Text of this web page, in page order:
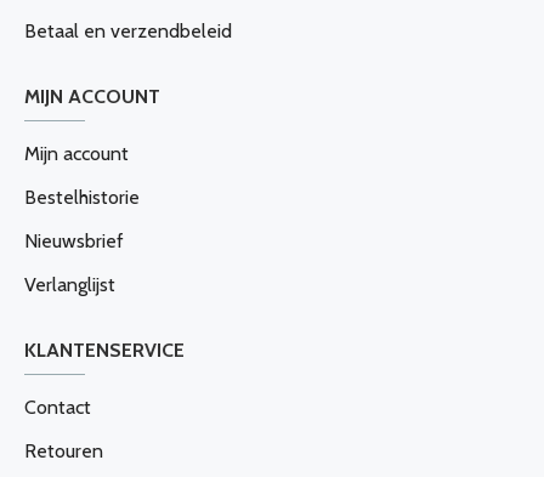
Betaal en verzendbeleid
MIJN ACCOUNT
Mijn account
Bestelhistorie
Nieuwsbrief
Verlanglijst
KLANTENSERVICE
Contact
Retouren